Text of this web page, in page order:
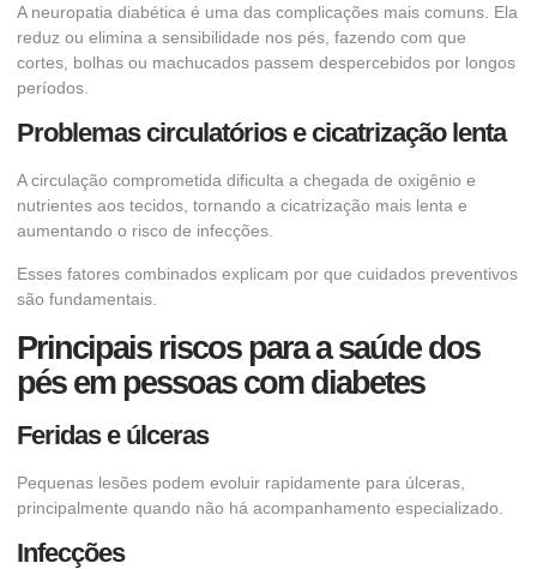
A neuropatia diabética é uma das complicações mais comuns. Ela
reduz ou elimina a sensibilidade nos pés, fazendo com que
cortes, bolhas ou machucados passem despercebidos por longos
períodos.
Problemas circulatórios e cicatrização lenta
A circulação comprometida dificulta a chegada de oxigênio e
nutrientes aos tecidos, tornando a cicatrização mais lenta e
aumentando o risco de infecções.
Esses fatores combinados explicam por que cuidados preventivos
são fundamentais.
Principais riscos para a saúde dos
pés em pessoas com diabetes
Feridas e úlceras
Pequenas lesões podem evoluir rapidamente para úlceras,
principalmente quando não há acompanhamento especializado.
Infecções